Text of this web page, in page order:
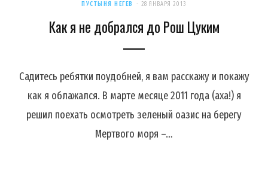
ПУСТЫНЯ НЕГЕВ 28 ЯНВАРЯ 2013
Как я не добрался до Рош Цуким
Садитесь ребятки поудобней, я вам расскажу и покажу
как я облажался. В марте месяце 2011 года (аха!) я
решил поехать осмотреть зеленый оазис на берегу
Мертвого моря –…